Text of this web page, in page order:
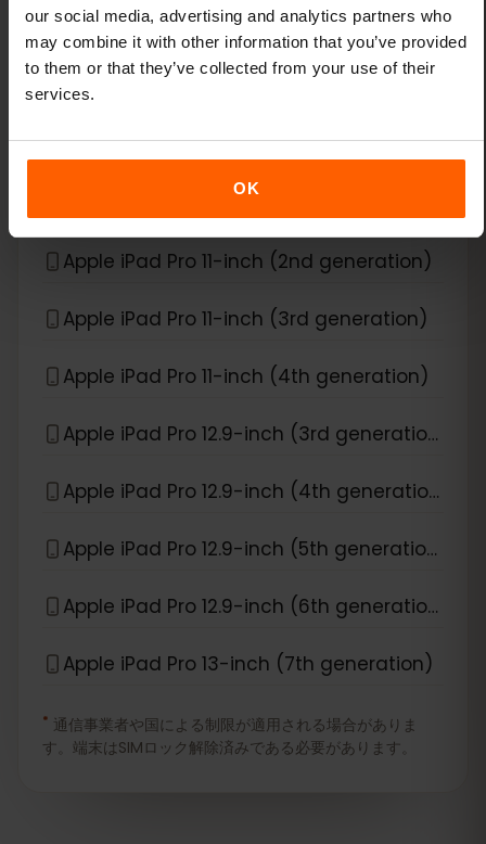
our social media, advertising and analytics partners who
may combine it with other information that you’ve provided
to them or that they’ve collected from your use of their
services.
OK
Apple iPad Air (6th generation)
Apple iPad Mini (5th generation)
Apple iPad Mini (6th generation)
Apple iPad Pro 11-inch (2nd generation)
Apple iPad Pro 11-inch (3rd generation)
Apple iPad Pro 11-inch (4th generation)
Apple iPad Pro 12.9-inch (3rd generation)
Apple iPad Pro 12.9-inch (4th generation)
Apple iPad Pro 12.9-inch (5th generation)
Apple iPad Pro 12.9-inch (6th generation)
Apple iPad Pro 13-inch (7th generation)
* 通信事業者や国による制限が適用される場合がありま
す。端末はSIMロック解除済みである必要があります。